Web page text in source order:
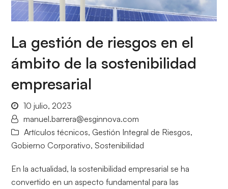
La gestión de riesgos en el
ámbito de la sostenibilidad
empresarial
10 julio, 2023
manuel.barrera@esginnova.com
Artículos técnicos, Gestión Integral de Riesgos,
Gobierno Corporativo,Sostenibilidad
En la actualidad, la sostenibilidad empresarial se ha
convertido en un aspecto fundamental para las